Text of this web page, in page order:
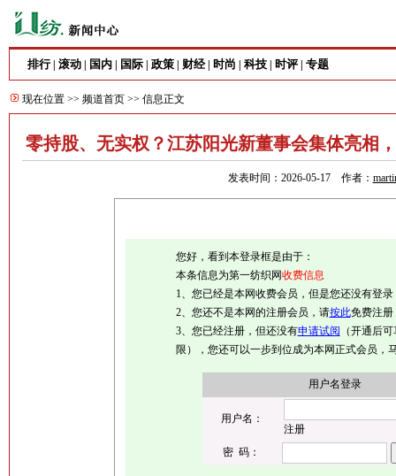
排行| 滚动 国内 国际 政策 财经| 时尚 科技 时评 专题
现在位置 >> 频道首页 >> 信息正文
零持股、无实权？江苏阳光新董事会集体亮相
发表时间：2026-05-17 作者：
您好，看到本登录框是由于：
本条信息为第一纺织网收费信息
1、您已经是本网收费会员，但是您还没有登录
2、您还不是本网的注册会员，请按此免费注册
3、您已经注册，但还没有申请试阅 （开通后
限），您还可以一步到位成为本网正式会员，
用户名登录
用户名：
注册
密 码：